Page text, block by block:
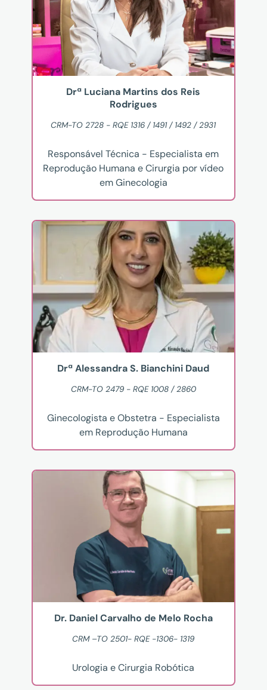
Drª Luciana Martins dos Reis
Rodrigues
CRM-TO 2728 - RQE 1316 / 1491 / 1492 / 2931
Responsável Técnica - Especialista em
Reprodução Humana e Cirurgia por vídeo
em Ginecologia
Drª Alessandra S. Bianchini Daud
CRM-TO 2479 - RQE 1008 / 2860
Ginecologista e Obstetra - Especialista
em Reprodução Humana
Dr. Daniel Carvalho de Melo Rocha
CRM –TO 2501- RQE -1306- 1319
Urologia e Cirurgia Robótica